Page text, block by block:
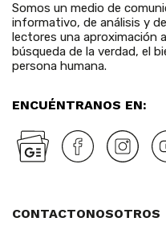
Somos un medio de
informativo, de análisis y
lectores una aproximación
búsqueda de la verdad, el
persona humana.
ENCUÉNTRANOS EN:
CONTACTONOSOTROS